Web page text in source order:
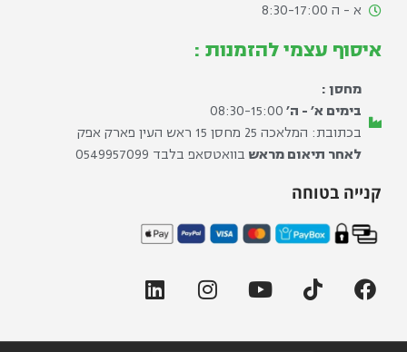
א - ה 8:30-17:00​
איסוף עצמי להזמנות :
מחסן :
בימים א׳ - ה׳08:30-15:00
בכתובת: המלאכה 25 מחסן 15 ראש העין פארק אפק
לאחר תיאום מראש בוואטסאפ בלבד ⁦0549957099⁩
קנייה בטוחה